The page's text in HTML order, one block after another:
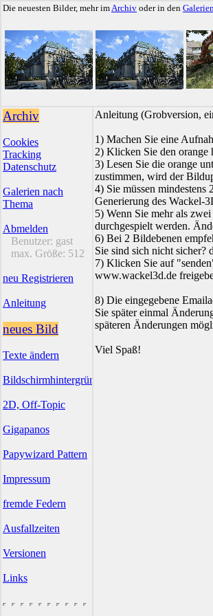
Die neuesten Bilder, mehr imArchiv oder in den
Archiv
Cookies
Tracking
Datenschutz
Galerien nach
Thema
Abmelden
Benutzer: gast
max. Größe: 512
neu Registrieren
Anleitung
neues Bild
Texte ändern
Bildschirmhintergründe
2D, Off-Topic
Gigapanos
Papywizard Pattern
Impressum
fremde Federn
Ausfallzeiten
Versionen
Links
Anleitung (Grobversion,
1) Machen Sie eine
2) Klicken Sie den
3) Lesen Sie die orange
zustimmen, wird der
4) Sie müssen
Generierung des Wackel-
5) Wenn Sie mehr als
durchgespielt werden.
6) Bei 2 Bildebenen
Sie sind sich nicht sicher?
7) Klicken Sie auf
www.wackel3d.de
8) Die eingegebene
Sie später einmal
späteren Änderungen
Viel Spaß!